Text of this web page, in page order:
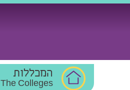
Skip
המכללות
The Colleges